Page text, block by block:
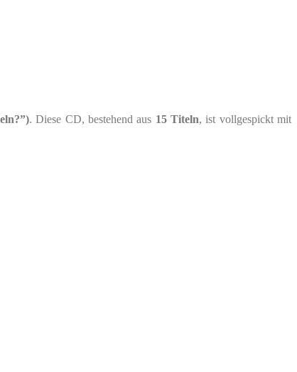
. Diese CD, bestehend aus 15 Titeln, ist vollgespickt mit